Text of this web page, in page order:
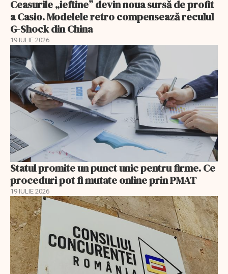
Ceasurile „ieftine” devin noua sursă de profit
a Casio. Modelele retro compensează reculul
G-Shock din China
19 IULIE 2026
Statul promite un punct unic pentru firme. Ce
proceduri pot fi mutate online prin PMAT
19 IULIE 2026